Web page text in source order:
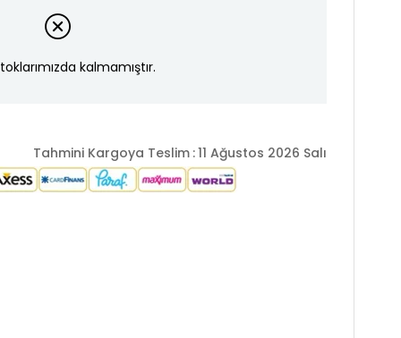
kalmamıştır.
Tahmini Kargoya Teslim :11 Ağustos 2026 Salı